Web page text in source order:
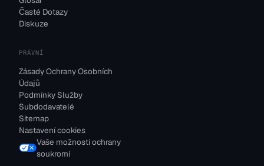
Časté Dotazy
Diskuze
PRÁVNÍ
Zásady Ochrany Osobních
Údajů
Podmínky Služby
Subdodavatelé
Sitemap
Nastavení cookies
Vaše možnosti ochrany
soukromí